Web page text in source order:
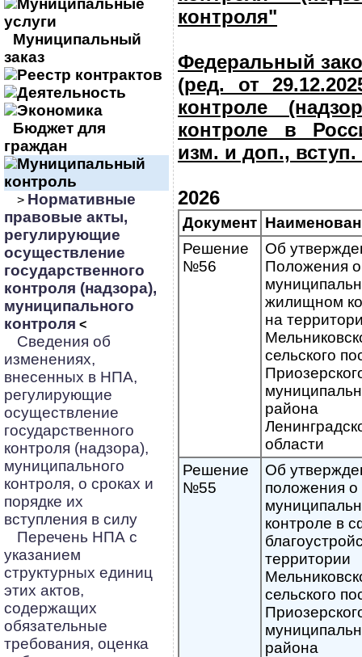
Муниципальные
услуги
Муниципальный
заказ
Реестр контрактов
Деятельность
Экономика
Бюджет для
граждан
Муниципальный
контроль
> Нормативные
правовые акты,
регулирующие
осуществление
государственного
контроля (надзора),
муниципального
контроля <
Сведения об
изменениях,
внесенных в НПА,
регулирующие
осуществление
государственного
контроля (надзора),
муниципального
контроля, о сроках и
порядке их
вступления в силу
Перечень НПА с
указанием
структурных единиц
этих актов,
содержащих
обязательные
требования, оценка
контроля"
Федеральный
(ред. от
контроле
контроле в
изм. и доп., вступ.
2026
Документ
Решение
№56
Об
Положения о
жилищном
на
сельского
района
области
Решение
№55
Об
положения о
контроле в
территории
сельского
района